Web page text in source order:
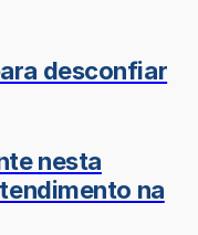
desconfiar
nesta
na